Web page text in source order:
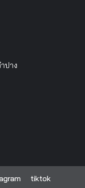
ปาง
tiktok